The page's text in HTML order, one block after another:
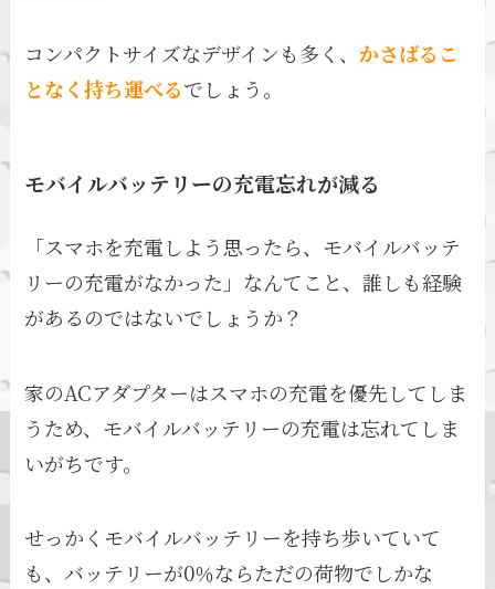
コンパクトサイズなデザインも多く、 かさばるこ
となく持ち運べるでしょう。
モバイルバッテリーの充電忘れが減る
「スマホを充電しよう思ったら、モバイルバッテ
リーの充電がなかった」なんてこと、誰しも経験
があるのではないでしょうか？
家のACアダプターはスマホの充電を優先してしま
うため、モバイルバッテリーの充電は忘れてしま
いがちです。
せっかくモバイルバッテリーを持ち歩いていて
も、バッテリーが0％ならただの荷物でしかな